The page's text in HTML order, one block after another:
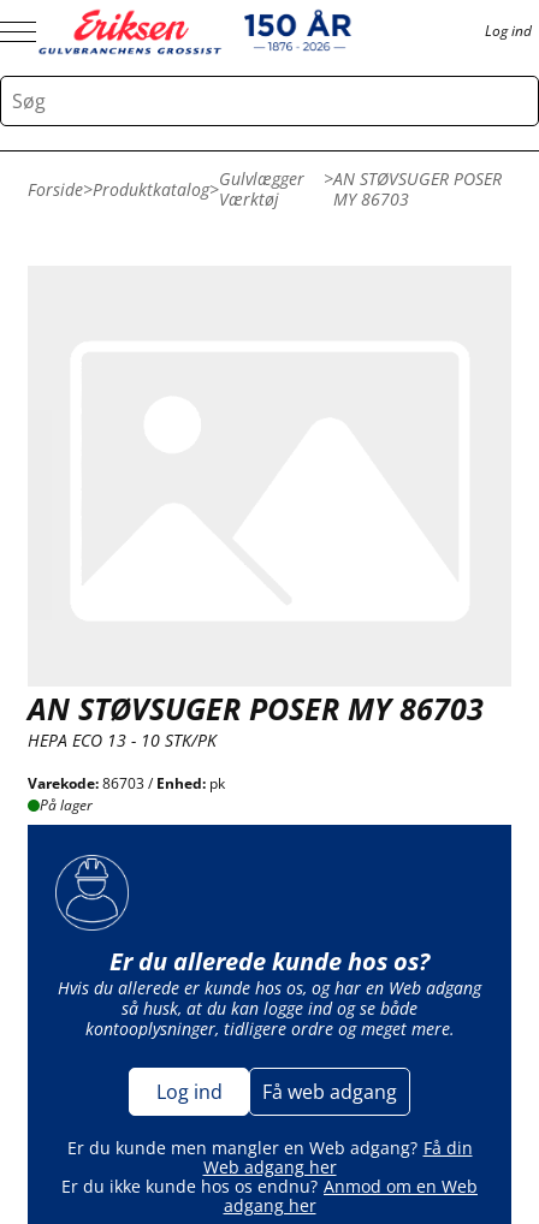
Log ind
Forside>Produktkatalog>Gulvlægger
Værktøj
>AN STØVSUGER POSER
MY 86703
AN STØVSUGER POSER MY 86703
HEPA ECO 13 - 10 STK/PK
Varekode:86703 /Enhed: pk
På lager
Er du allerede kunde hos os?
Hvis du allerede er kunde hos os, og har en Web adgang
så husk, at du kan logge ind og se både
kontooplysninger, tidligere ordre og meget mere.
Log ind Få web adgang
Er du kunde men mangler en Web adgang? Få din
Web adgang her
Er du ikke kunde hos os endnu? Anmod om en Web
adgang her